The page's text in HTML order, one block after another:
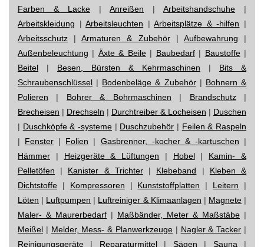
Farben & Lacke | Anreißen | Arbeitshandschuhe |
Arbeitskleidung |Arbeitsleuchten |Arbeitsplätze & -hilfen |
Arbeitsschutz |Armaturen & Zubehör| Aufbewahrung |
Außenbeleuchtung | Äxte & Beile| Baubedarf| Baustoffe|
Beitel | Besen, Bürsten & Kehrmaschinen | Bits &
Schraubenschlüssel | Bodenbeläge & Zubehör| Bohnern &
Polieren | Bohrer & Bohrmaschinen | Brandschutz|
Brecheisen | Drechseln | Durchtreiber & Locheisen | Duschen
| Duschköpfe & -systeme | Duschzubehör | Feilen & Raspeln
| Fenster | Folien | Gasbrenner, -kocher & -kartuschen |
Hämmer | Heizgeräte & Lüftungen | Hobel| Kamin- &
Pelletöfen | Kanister & Trichter| Klebeband | Kleben &
Dichtstoffe | Kompressoren | Kunststoffplatten | Leitern |
Löten | Luftpumpen | Luftreiniger & Klimaanlagen | Magnete|
Maler- & Maurerbedarf | Maßbänder, Meter & Maßstäbe |
Meißel | Melder, Mess- & Planwerkzeuge | Nagler & Tacker |
Reinigungsgeräte | Reparaturmittel| Sägen | Sauna |